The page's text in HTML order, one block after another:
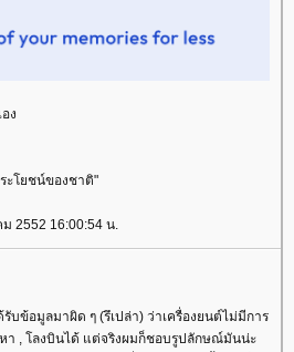
ง
ะโยชน์ของชาติ"
2552 16:00:54 น.
บข้อมูลมาผิด ๆ (รึเปล่า) ว่าเครื่องยนต์ไม่มีการ
า , โลงบินได้ แต่จริงผมก็ชอบรูปลักษณ์มันน่ะ